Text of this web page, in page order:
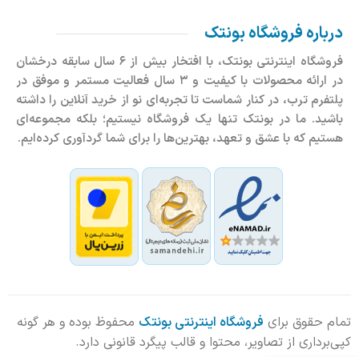
درباره فروشگاه بونتک
فروشگاه اینترنتی بونتک، با افتخار بیش از ۶ سال سابقه درخشان
در ارائه محصولات با کیفیت و ۳ سال فعالیت مستمر و موفق در
پلتفرم ترب، در کنار شماست تا تجربه‌ای نو از خرید آنلاین را داشته
باشید. ما در بونتک تنها یک فروشگاه نیستیم؛ بلکه مجموعه‌ای
هستیم که با عشق و تعهد، بهترین‌ها را برای شما گردآوری کرده‌ایم.
تمام حقوق برای فروشگاه اینترنتی بونتک محفوظ بوده و هر گونه
کپی‌برداری از تصاویر، محتوا و قالب پیگرد قانونی دارد.